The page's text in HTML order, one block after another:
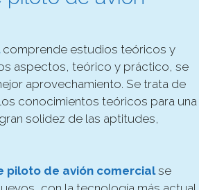
comprende estudios teóricos y
aspectos, teórico y práctico, se
aprovechamiento. Se trata de
conocimientos teóricos para una
solidez de las aptitudes,
piloto de avión comercialse